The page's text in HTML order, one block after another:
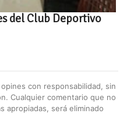
del Club Deportivo
con responsabilidad, sin
Cualquier comentario que no
apropiadas, será eliminado